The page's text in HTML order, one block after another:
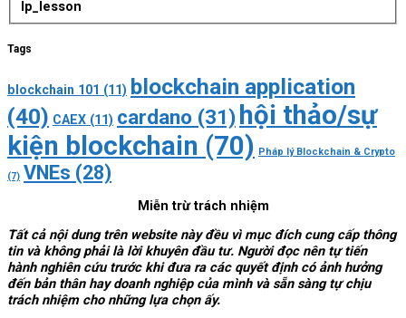
lp_lesson
Tags
blockchain 101 (11) blockchain application
(40) CAEX (11) cardano (31) hội thảo/sự
kiện blockchain (70) Pháp lý Blockchain & Crypto
(7) VNEs (28)
Miễn trừ trách nhiệm
Tất cả nội dung trên website này đều vì mục đích cung cấp thông
tin và không phải là lời khuyên đầu tư. Người đọc nên tự tiến
hành nghiên cứu trước khi đưa ra các quyết định có ảnh hưởng
đến bản thân hay doanh nghiệp của mình và sẵn sàng tự chịu
trách nhiệm cho những lựa chọn ấy.